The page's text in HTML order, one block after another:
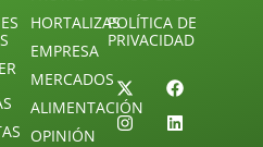
HORTALIZAS
EMPRESA
MERCADOS
ALIMENTACIÓN
OPINIÓN
POLÍTICA DE
PRIVACIDAD